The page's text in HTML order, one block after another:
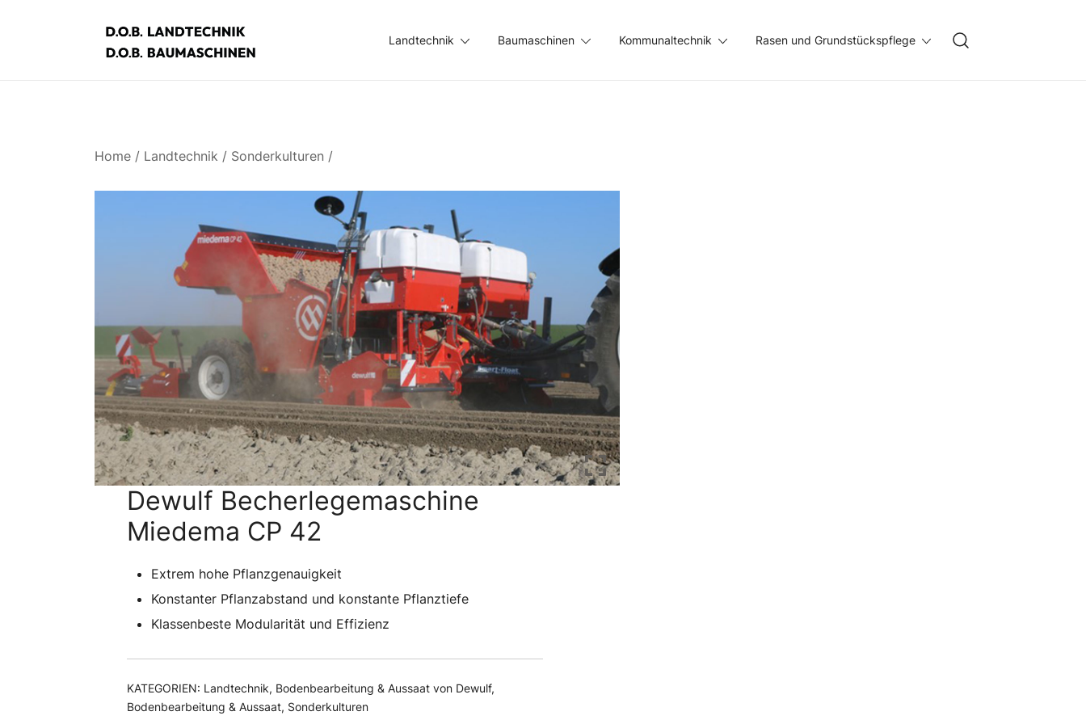
Landtechnik Baumaschinen Kommunaltechnik Rasen und Grundstückspflege
Home / Landtechnik / Sonderkulturen /
Dewulf Becherlegemaschine
Miedema CP 42
Extrem hohe Pflanzgenauigkeit
Konstanter Pflanzabstand und konstante Pflanztiefe
Klassenbeste Modularität und Effizienz
KATEGORIEN: Landtechnik, Bodenbearbeitung & Aussaat von Dewulf,
Bodenbearbeitung & Aussaat, Sonderkulturen